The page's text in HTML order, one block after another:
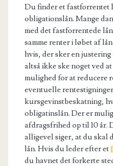
Du finder et fastforrentet
obligationslån. Mange
med det fastforrentede
samme renter i løbet af
hvis, der sker en
altså ikke ske noget ved
mulighed for at reducere
eventuelle
kursgevinstbeskatning,
obligatinslån. Der er
afdragsfrihed op til 10 år.
alligevel siger, at du skal
lån. Hvis du leder efter et
du havnet det forkerte